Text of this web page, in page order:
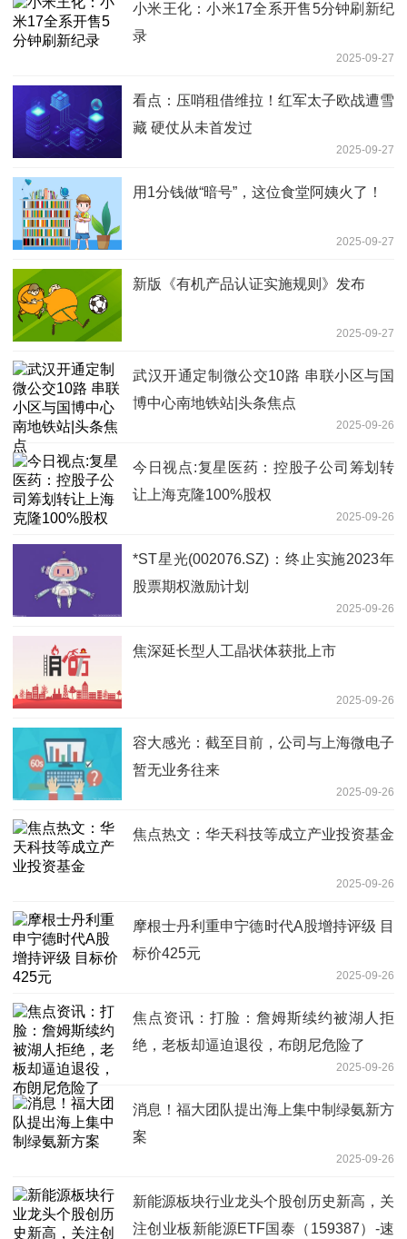
小米王化：小米17全系开售5分钟刷新纪
录
2025-09-27
看点：压哨租借维拉！红军太子欧战遭雪
藏 硬仗从未首发过
2025-09-27
用1分钱做“暗号”，这位食堂阿姨火了！
2025-09-27
新版《有机产品认证实施规则》发布
2025-09-27
武汉开通定制微公交10路 串联小区与国
博中心南地铁站|头条焦点
2025-09-26
今日视点:复星医药：控股子公司筹划转
让上海克隆100%股权
2025-09-26
*ST星光(002076.SZ)：终止实施2023年
股票期权激励计划
2025-09-26
焦深延长型人工晶状体获批上市
2025-09-26
容大感光：截至目前，公司与上海微电子
暂无业务往来
2025-09-26
焦点热文：华天科技等成立产业投资基金
2025-09-26
摩根士丹利重申宁德时代A股增持评级 目
标价425元
2025-09-26
焦点资讯：打脸：詹姆斯续约被湖人拒
绝，老板却逼迫退役，布朗尼危险了
2025-09-26
消息！福大团队提出海上集中制绿氨新方
案
2025-09-26
新能源板块行业龙头个股创历史新高，关
注创业板新能源ETF国泰（159387）-速